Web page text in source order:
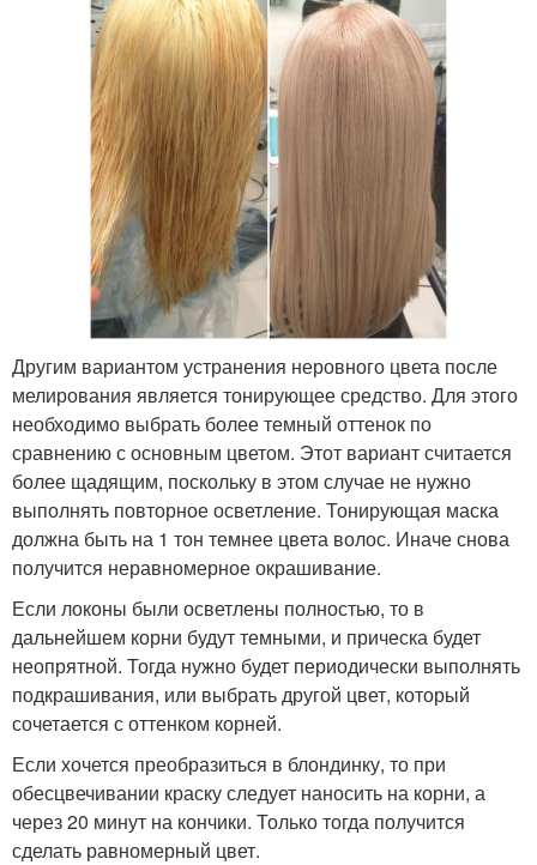
Другим вариантом устранения неровного цвета после
мелирования является тонирующее средство. Для этого
необходимо выбрать более темный оттенок по
сравнению с основным цветом. Этот вариант считается
более щадящим, поскольку в этом случае не нужно
выполнять повторное осветление. Тонирующая маска
должна быть на 1 тон темнее цвета волос. Иначе снова
получится неравномерное окрашивание.
Если локоны были осветлены полностью, то в
дальнейшем корни будут темными, и прическа будет
неопрятной. Тогда нужно будет периодически выполнять
подкрашивания, или выбрать другой цвет, который
сочетается с оттенком корней.
Если хочется преобразиться в блондинку, то при
обесцвечивании краску следует наносить на корни, а
через 20 минут на кончики. Только тогда получится
сделать равномерный цвет.